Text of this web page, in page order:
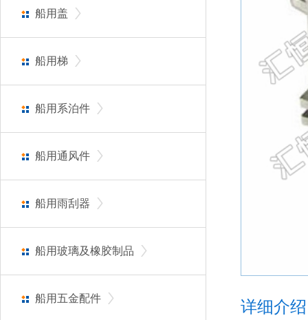
船用盖
船用梯
船用系泊件
船用通风件
船用雨刮器
船用玻璃及橡胶制品
船用五金配件 详细介绍